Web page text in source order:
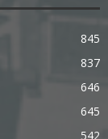
845
837
646
645
542